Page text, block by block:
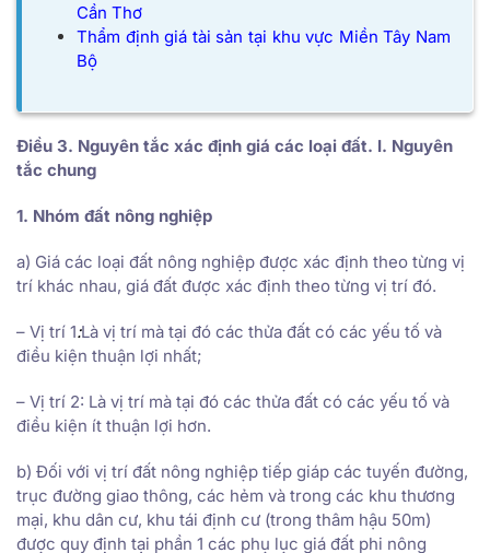
Cần Thơ
Thẩm định giá tài sản tại khu vực Miền Tây Nam
Bộ
Điều 3. Nguyên tắc xác định giá các loại đất. I. Nguyên
tắc chung
1. Nhóm đất nông nghiệp
a) Giá các loại đất nông nghiệp được xác định theo từng vị
trí khác nhau, giá đất được xác định theo từng vị trí đó.
– Vị trí 1:Là vị trí mà tại đó các thửa đất có các yếu tố và
điều kiện thuận lợi nhất;
– Vị trí 2: Là vị trí mà tại đó các thửa đất có các yếu tố và
điều kiện ít thuận lợi hơn.
b) Đối với vị trí đất nông nghiệp tiếp giáp các tuyến đường,
trục đường giao thông, các hẻm và trong các khu thương
mại, khu dân cư, khu tái định cư (trong thâm hậu 50m)
được quy định tại phần 1 các phụ lục giá đất phi nông